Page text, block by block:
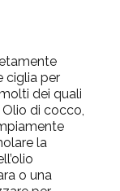
ciglia per
dei quali
di cocco,
la
o una